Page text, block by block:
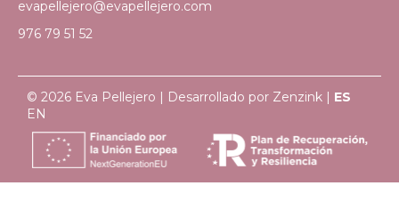
evapellejero@evapellejero.com
976 79 51 52
© 2026 Eva Pellejero | Desarrollado por Zenzink | ES
EN